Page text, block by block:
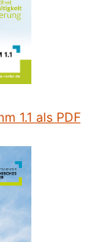
1.1 als PDF